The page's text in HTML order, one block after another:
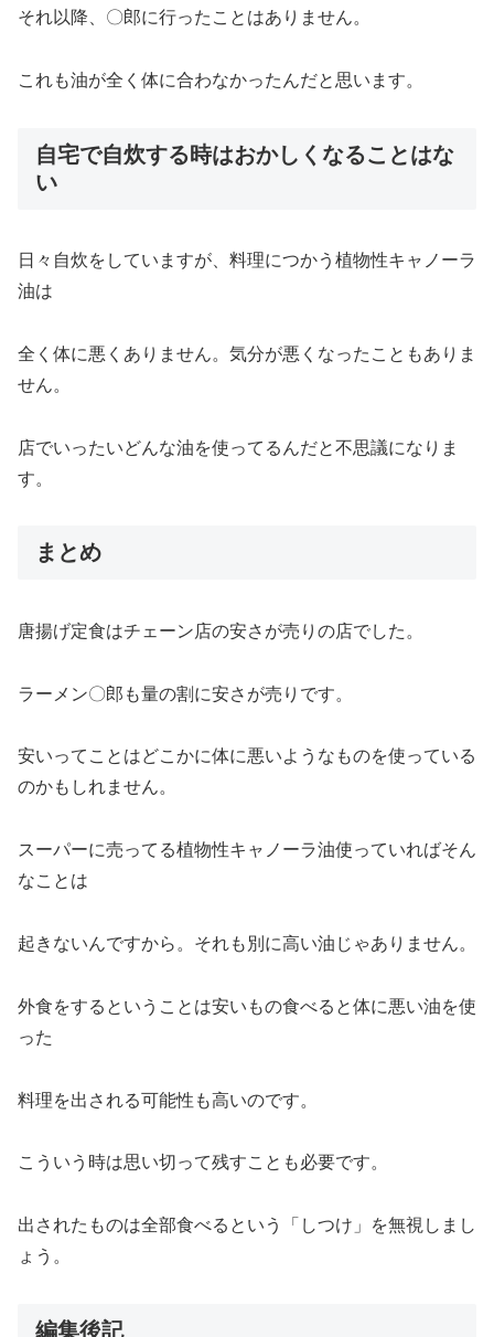
それ以降、〇郎に行ったことはありません。
これも油が全く体に合わなかったんだと思います。
自宅で自炊する時はおかしくなることはな
い
日々自炊をしていますが、料理につかう植物性キャノーラ
油は
全く体に悪くありません。気分が悪くなったこともありま
せん。
店でいったいどんな油を使ってるんだと不思議になりま
す。
まとめ
唐揚げ定食はチェーン店の安さが売りの店でした。
ラーメン〇郎も量の割に安さが売りです。
安いってことはどこかに体に悪いようなものを使っている
のかもしれません。
スーパーに売ってる植物性キャノーラ油使っていればそん
なことは
起きないんですから。それも別に高い油じゃありません。
外食をするということは安いもの食べると体に悪い油を使
った
料理を出される可能性も高いのです。
こういう時は思い切って残すことも必要です。
出されたものは全部食べるという「しつけ」を無視しまし
ょう。
編集後記